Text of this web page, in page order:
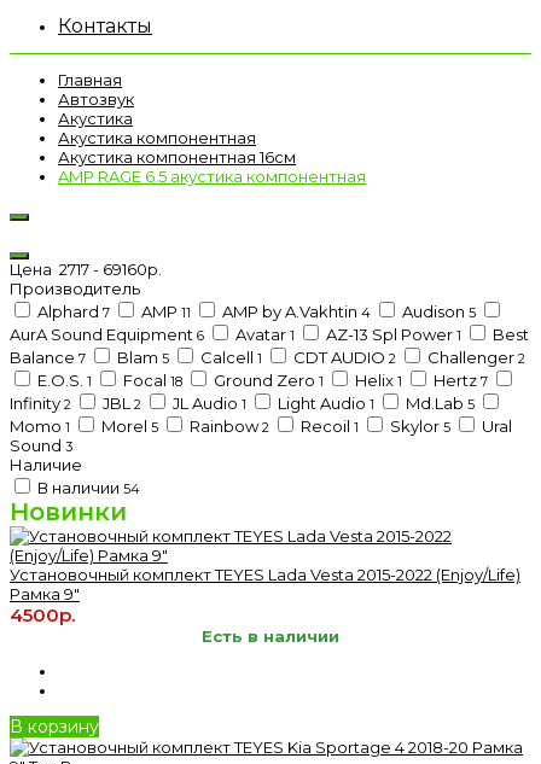
Контакты
Главная
Автозвук
Акустика
Акустика компонентная
Акустика компонентная 16см
AMP RAGE 6.5 акустика компонентная
Цена 2717- 69160р.
Производитель
Alphard 7 AMP 11 AMP by A.Vakhtin 4 Audison 5
AurA Sound Equipment 6 Avatar 1 AZ-13 Spl Power 1
Best
Balance 7 Blam 5 Calcell 1 CDT AUDIO 2 Challenger 2
E.O.S. 1 Focal 18 Ground Zero 1 Helix 1 Hertz 7
Infinity 2 JBL 2 JL Audio 1 Light Audio 1 Md.Lab 5
Momo 1 Morel 5 Rainbow2 Recoil 1 Skylor 5
Ural
Sound 3
Наличие
В наличии 54
Новинки
Установочный комплект TEYES Lada Vesta 2015-2022 (Enjoy/Life)
Рамка 9"
4500р.
Есть в наличии
В корзину